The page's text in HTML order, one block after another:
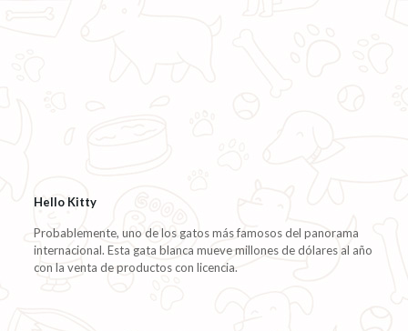
Hello Kitty
Probablemente, uno de los gatos más famosos del panorama
internacional. Esta gata blanca mueve millones de dólares al año
con la venta de productos con licencia.